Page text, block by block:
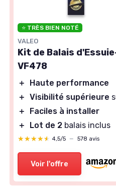
⭐ TRÈS BIEN NOTÉ
VALEO
Kit de Balais
VF478
＋
Haute performance
＋ Visibilité supérieure
＋
Faciles à installer
＋
Lot de 2 balais inclus
★★★★★
★★★★★ 4,5/5 — 578 avis
Voir l'offre